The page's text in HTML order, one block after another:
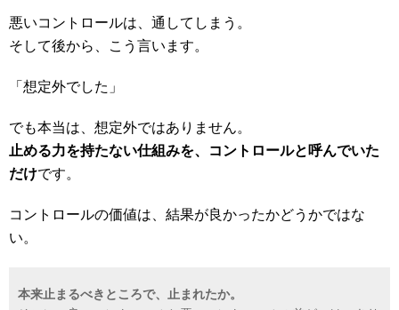
悪いコントロールは、通してしまう。
そして後から、こう言います。
「想定外でした」
でも本当は、想定外ではありません。
止める力を持たない仕組みを、コントロールと呼んでいた
だけです。
コントロールの価値は、結果が良かったかどうかではな
い。
本来止まるべきところで、止まれたか。